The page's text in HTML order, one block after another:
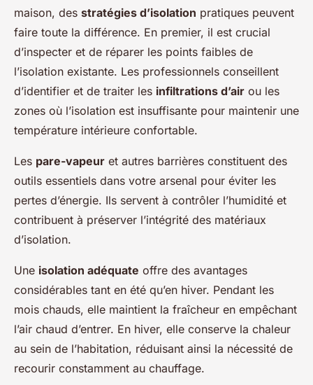
maison, des stratégies d’isolation pratiques peuvent
faire toute la différence. En premier, il est crucial
d’inspecter et de réparer les points faibles de
l’isolation existante. Les professionnels conseillent
d’identifier et de traiter les infiltrations d’air ou les
zones où l’isolation est insuffisante pour maintenir une
température intérieure confortable.
Les pare-vapeur et autres barrières constituent des
outils essentiels dans votre arsenal pour éviter les
pertes d’énergie. Ils servent à contrôler l’humidité et
contribuent à préserver l’intégrité des matériaux
d’isolation.
Une isolation adéquate offre des avantages
considérables tant en été qu’en hiver. Pendant les
mois chauds, elle maintient la fraîcheur en empêchant
l’air chaud d’entrer. En hiver, elle conserve la chaleur
au sein de l’habitation, réduisant ainsi la nécessité de
recourir constamment au chauffage.